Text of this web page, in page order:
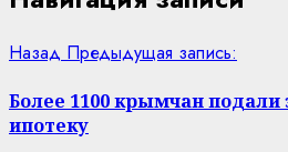
Назад Предыдущая запись:
Более 1100 крымчан подали
ипотеку